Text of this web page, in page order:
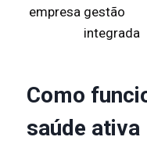
empresa gestão
integrada
Como
saúde ativa